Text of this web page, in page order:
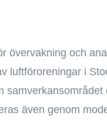
övervakning och
luftföroreningar i
även genom